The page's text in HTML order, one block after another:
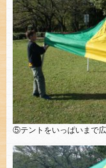
⑤テントをいっぱいまで